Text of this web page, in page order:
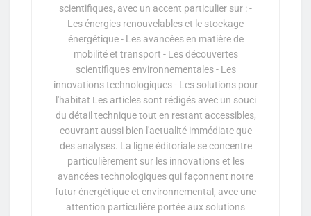
scientifiques, avec un accent particulier sur : -
Les énergies renouvelables et le stockage
énergétique - Les avancées en matière de
mobilité et transport - Les découvertes
scientifiques environnementales - Les
innovations technologiques - Les solutions pour
l'habitat Les articles sont rédigés avec un souci
du détail technique tout en restant accessibles,
couvrant aussi bien l'actualité immédiate que
des analyses. La ligne éditoriale se concentre
particulièrement sur les innovations et les
avancées technologiques qui façonnent notre
futur énergétique et environnemental, avec une
attention particulière portée aux solutions